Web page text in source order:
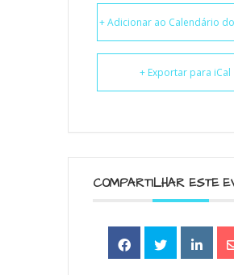
+ Adicionar ao Calendário
+ Exportar para iCal
COMPARTILHAR ESTE